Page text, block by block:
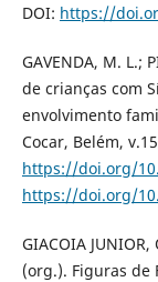
DOI: https://
GAVENDA, M. L.;
de crianças com
envolvimento
Cocar, Belém,
https://doi.org/
https://doi.org/
GIACOIA
(org.). Figuras de